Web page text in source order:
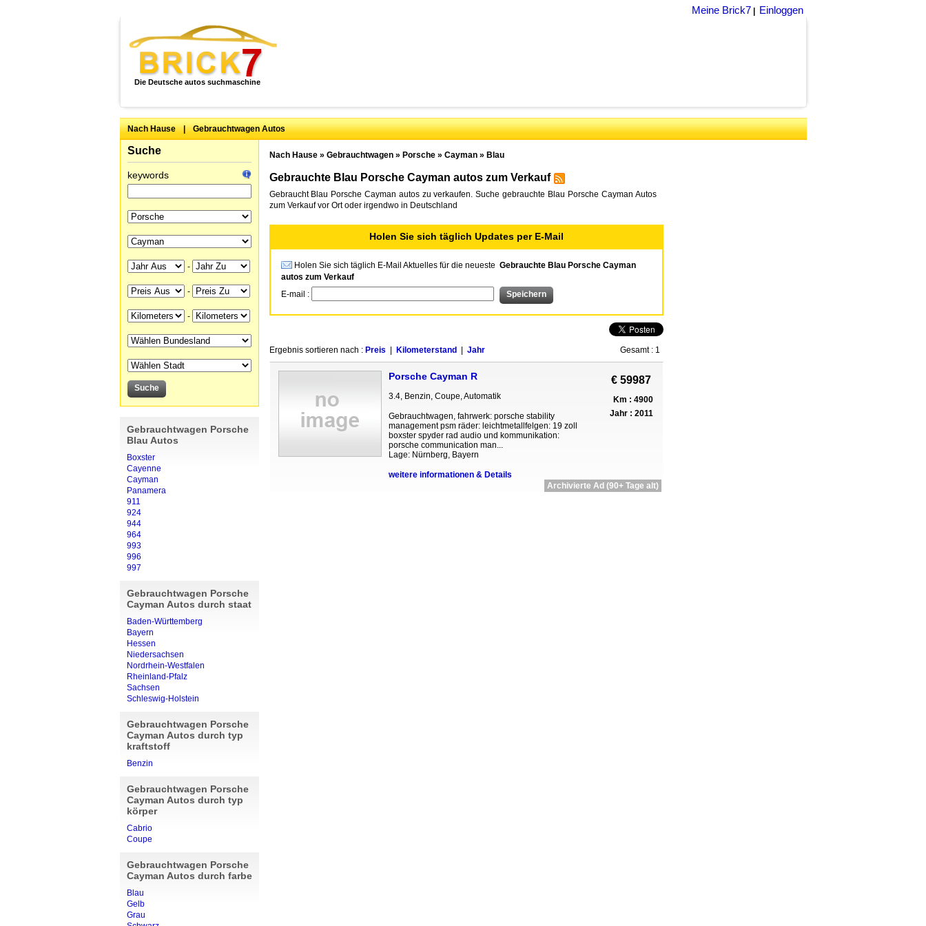
Meine Brick7 Einloggen
Die Deutsche autos suchmaschine
Nach Hause | Gebrauchtwagen Autos
Suche
keywords
-
-
-
Gebrauchtwagen Porsche
Blau Autos
Boxster
Cayenne
Cayman
Panamera
911
924
944
964
993
996
997
Gebrauchtwagen Porsche
Cayman Autos durch staat
Baden-Württemberg
Bayern
Hessen
Niedersachsen
Nordrhein-Westfalen
Rheinland-Pfalz
Sachsen
Schleswig-Holstein
Gebrauchtwagen Porsche
Cayman Autos durch typ
kraftstoff
Benzin
Gebrauchtwagen Porsche
Cayman Autos durch typ
körper
Cabrio
Coupe
Gebrauchtwagen Porsche
Cayman Autos durch farbe
Blau
Gelb
Grau
Nach Hause» Gebrauchtwagen» Porsche» Cayman» Blau
Gebrauchte Blau Porsche Cayman autos zum Verkauf
Gebraucht Blau Porsche Cayman autos zu verkaufen. Suche gebrauchte Blau Porsche Cayman Autos
zum Verkauf vor Ort oder irgendwo in Deutschland
Holen Sie sich täglich Updates per E-Mail
Holen Sie sich täglich E-Mail Aktuelles für die neueste Gebrauchte Blau Porsche Cayman
autos zum Verkauf
E-mail :
Ergebnis sortieren nach : Preis Kilometerstand Jahr Gesamt : 1
Porsche Cayman R
3.4, Benzin, Coupe, Automatik
Gebrauchtwagen, fahrwerk: porsche stability
management psm räder: leichtmetallfelgen: 19 zoll
boxster spyder rad audio und kommunikation:
porsche communication man...
Lage: Nürnberg, Bayern
weitere informationen & Details
€ 59987
Km : 4900
Jahr : 2011
Archivierte Ad (90+ Tage alt)